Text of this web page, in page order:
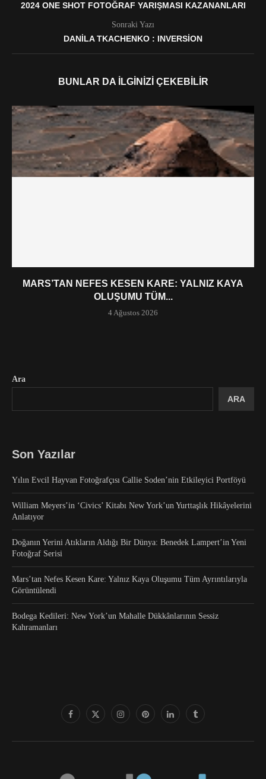
2024 ONE SHOT FOTOĞRAF YARIŞMASI KAZANANLARI
Sonraki Yazı
DANILA TKACHENKO : INVERSION
BUNLAR DA İLGINIZI ÇEKEBILIR
MARS’TAN NEFES KESEN KARE: YALNIZ KAYA
OLUŞUMU TÜM...
4 Ağustos 2026
Ara
ARA
Son Yazılar
Yılın Evcil Hayvan Fotoğrafçısı Callie Soden’nin Etkileyici Portföyü
William Meyers’in ‘Civics’ Kitabı New York’un Yurttaşlık Hikâyelerini
Anlatıyor
Doğanın Yerini Atıkların Aldığı Bir Dünya: Benedek Lampert’in Yeni
Fotoğraf Serisi
Mars’tan Nefes Kesen Kare: Yalnız Kaya Oluşumu Tüm Ayrıntılarıyla
Görüntülendi
Bodega Kedileri: New York’un Mahalle Dükkânlarının Sessiz
Kahramanları